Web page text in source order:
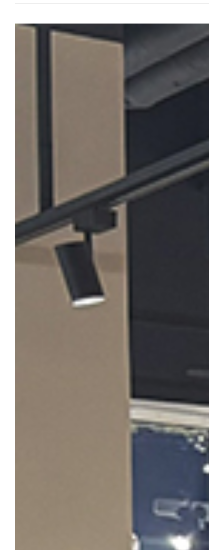
론 형성기 문인의 전개와 문학론」을 발표·토론한다. △유진희 연구
반 소론계 관료 문인의 시문학」을 발표·토론한다. 2부 세션에서
문학 이론」으로 시작된다. 이어 △유명석 연구교수(단국대)와 송
시문학」을 발표·토론한다. △박희인 연구교수(단국대)와 김민학
관과 시적 지향」을 발표·토론한다. △채지수 연구교수(단국대)와
이씨 문인들의 문학론과 한시」를 발표·토론한다. △이황진 교수(
론계 문인의 문학론과 한시」를 발표·토론한다. 윤재환 소장은 "